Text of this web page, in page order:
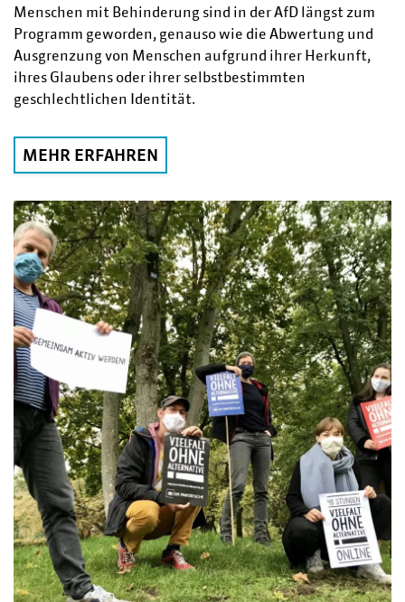
Menschen mit Behinderung sind in der AfD längst zum
Programm geworden, genauso wie die Abwertung und
Ausgrenzung von Menschen aufgrund ihrer Herkunft,
ihres Glaubens oder ihrer selbstbestimmten
geschlechtlichen Identität.
MEHR ERFAHREN